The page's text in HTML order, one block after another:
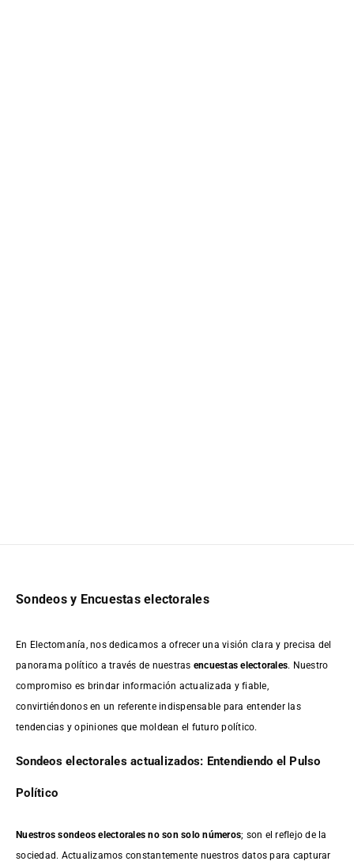
Sondeos y Encuestas electorales
En Electomanía, nos dedicamos a ofrecer una visión clara y precisa del
panorama político a través de nuestras encuestas electorales. Nuestro
compromiso es brindar información actualizada y fiable,
convirtiéndonos en un referente indispensable para entender las
tendencias y opiniones que moldean el futuro político.
Sondeos electorales actualizados: Entendiendo el Pulso
Político
Nuestros sondeos electorales no son solo números; son el reflejo de la
sociedad. Actualizamos constantemente nuestros datos para capturar